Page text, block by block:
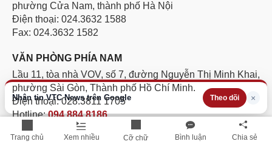
Trang chủ Xem nhiều Cỡ chữ Bình luận Chia sẻ
Nhận tin VTC News trên Google Theo dõi ×
phường Cửa Nam, thành phố Hà Nội
Điện thoại: 024.3632 1588
Fax: 024.3632 1582
VĂN PHÒNG PHÍA NAM
Lầu 11, tòa nhà VOV, số 7, đường Nguyễn Thị Minh Khai,
phường Sài Gòn, Thành phố Hồ Chí Minh.
Điện thoại: 028.3811 1705
Hotline:094.884.8186
Không được sao chép lại bất kỳ thông tin nào từ website